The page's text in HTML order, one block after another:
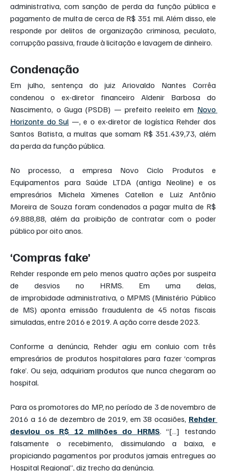
administrativa, com sanção de perda da função pública e
pagamento de multa de cerca de R$ 351 mil. Além disso, ele
responde por delitos de organização criminosa, peculato,
corrupção passiva, fraude à licitação e lavagem de dinheiro.
Condenação
Em julho, sentença do juiz Ariovaldo Nantes Corrêa
condenou o ex-diretor financeiro Aldenir Barbosa do
Nascimento, o Guga (PSDB) — prefeito reeleito em Novo
Horizonte do Sul —, e o ex-diretor de logística Rehder dos
Santos Batista, a multas que somam R$ 351.439,73, além
da perda da função pública.
No processo, a empresa Novo Ciclo Produtos e
Equipamentos para Saúde LTDA (antiga Neoline) e os
empresários Michela Ximenes Catellon e Luiz Antônio
Moreira de Souza foram condenados a pagar multa de R$
69.888,88, além da proibição de contratar com o poder
público por oito anos.
‘Compras fake’
Rehder responde em pelo menos quatro ações por suspeita
de desvios no HRMS. Em uma delas,
de improbidade administrativa, o MPMS (Ministério Público
de MS) aponta emissão fraudulenta de 45 notas fiscais
simuladas, entre 2016 e 2019. A ação corre desde 2023.
Conforme a denúncia, Rehder agiu em conluio com três
empresários de produtos hospitalares para fazer ‘compras
fake’. Ou seja, adquiriam produtos que nunca chegaram ao
hospital.
Para os promotores do MP, no período de 3 de novembro de
2016 a 16 de dezembro de 2019, em 38 ocasiões, Rehder
desviou os R$ 12 milhões do HRMS. “[…] testando
falsamente o recebimento, dissimulando a baixa, e
propiciando pagamentos por produtos jamais entregues ao
Hospital Regional”, diz trecho da denúncia.